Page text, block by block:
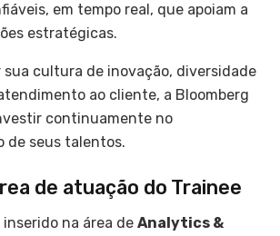
em tempo real, que apoiam a
estratégicas.
sua cultura de inovação, diversidade
ao cliente, a Bloomberg
continuamente no
de seus talentos.
de atuação do Trainee
na área de Analytics &